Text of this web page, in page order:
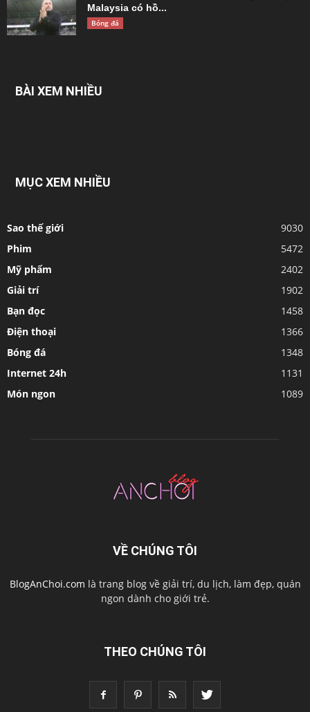
Malaysia có hồ...
Bóng đá
BÀI XEM NHIỀU
MỤC XEM NHIỀU
Sao thế giới
9030
Phim
5472
Mỹ phẩm
2402
Giải trí
1902
Bạn đọc
1458
Điện thoại
1366
Bóng đá
1348
Internet 24h
1131
Món ngon
1089
VỀ CHÚNG TÔI
BlogAnChoi.com là trang blog về giải trí, du lịch, làm đẹp, quán
ngon dành cho giới trẻ.
THEO CHÚNG TÔI